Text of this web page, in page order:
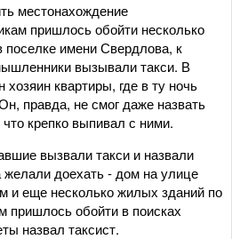
местонахождение
пришлось обойти несколько
поселке имени Свердлова, к
вызывали такси. В
квартиры, где в ту ночь
правда, не смог даже назвать
крепко выпивал с ними.
вызвали такси и назвали
желали доехать - дом на улице
и еще несколько жилых зданий по
пришлось обойти в поисках
назвал таксист.